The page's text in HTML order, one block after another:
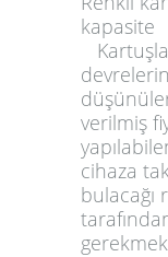
verilmiş
cihaza
bulacağı